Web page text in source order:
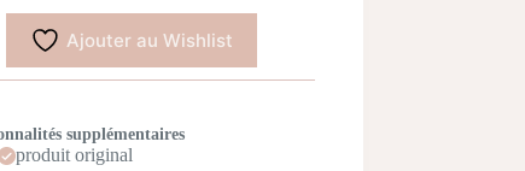
Ajouter au Wishlist
supplémentaires
produit original